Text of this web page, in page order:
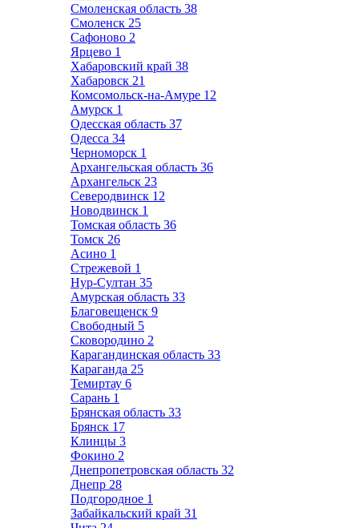
Смоленская область 38
Смоленск 25
Сафоново 2
Ярцево 1
Хабаровский край 38
Хабаровск 21
Комсомольск-на-Амуре 12
Амурск 1
Одесская область 37
Одесса 34
Черноморск 1
Архангельская область 36
Архангельск 23
Северодвинск 12
Новодвинск 1
Томская область 36
Томск 26
Асино 1
Стрежевой 1
Нур-Султан 35
Амурская область 33
Благовещенск 9
Свободный 5
Сковородино 2
Карагандинская область 33
Караганда 25
Темиртау 6
Сарань 1
Брянская область 33
Брянск 17
Клинцы 3
Фокино 2
Днепропетровская область 32
Днепр 28
Подгородное 1
Забайкальский край 31